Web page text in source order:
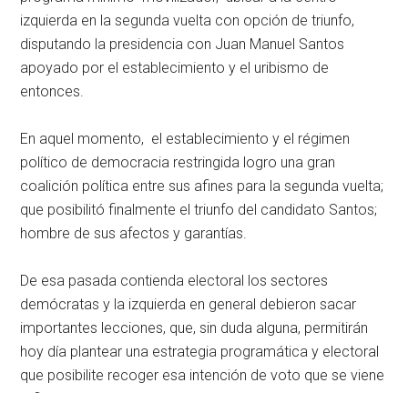
izquierda en la segunda vuelta con opción de triunfo,
disputando la presidencia con Juan Manuel Santos
apoyado por el establecimiento y el uribismo de
entonces.
En aquel momento, el establecimiento y el régimen
político de democracia restringida logro una gran
coalición política entre sus afines para la segunda vuelta;
que posibilitó finalmente el triunfo del candidato Santos;
hombre de sus afectos y garantías.
De esa pasada contienda electoral los sectores
demócratas y la izquierda en general debieron sacar
importantes lecciones, que, sin duda alguna, permitirán
hoy día plantear una estrategia programática y electoral
que posibilite recoger esa intención de voto que se viene